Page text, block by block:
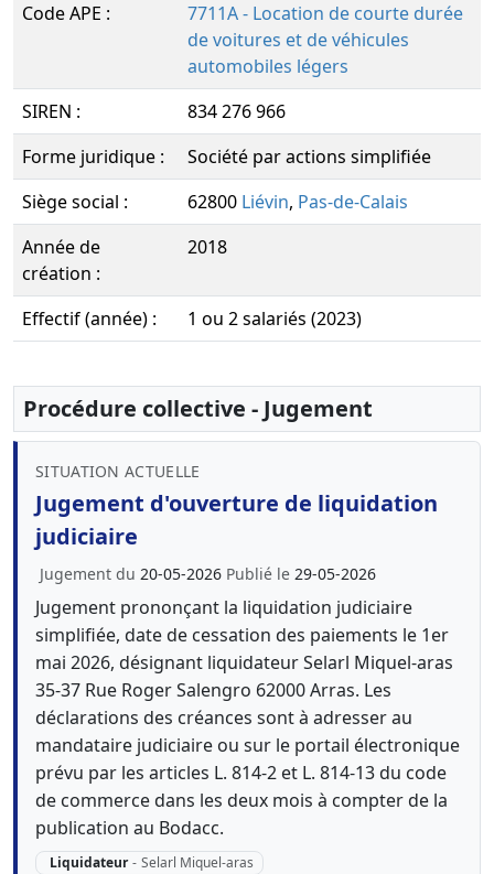
Code APE :
7711A - Location de courte durée
de voitures et de véhicules
automobiles légers
SIREN :
834 276 966
Forme juridique :
Société par actions simplifiée
Siège social :
62800 Liévin, Pas-de-Calais
Année de
création :
2018
Effectif (année) : 1 ou 2 salariés (2023)
Procédure collective - Jugement
SITUATION ACTUELLE
Jugement d'ouverture de liquidation
judiciaire
Jugement du 20-05-2026 Publié le 29-05-2026
Jugement prononçant la liquidation judiciaire
simplifiée, date de cessation des paiements le 1er
mai 2026, désignant liquidateur Selarl Miquel-aras
35-37 Rue Roger Salengro 62000 Arras. Les
déclarations des créances sont à adresser au
mandataire judiciaire ou sur le portail électronique
prévu par les articles L. 814-2 et L. 814-13 du code
de commerce dans les deux mois à compter de la
publication au Bodacc.
Liquidateur - Selarl Miquel-aras